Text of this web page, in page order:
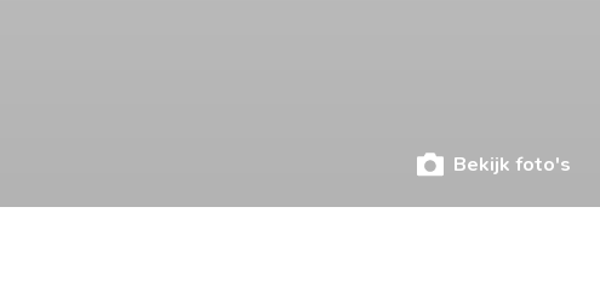
Bekijk foto's